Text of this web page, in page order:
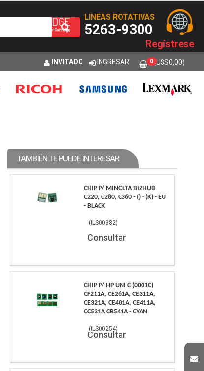
INVITADO INGRESAR 0 (U$S0,00)
LINEAS ROTATIVAS
5263-9300
Regístrese
TAMBIÉN TE PUEDE INTERESAR
CHIP P/ MINOLTA BIZHUB
C220, C280, C360 - () - (K) - EU
- BLACK
( ILS00382)
Consultar
CHIP P/ HP UNI C (0001C)
CF211A, CE261A, CE311A,
CE321A, CE401A, CE411A,
CC531A CB541A - CYAN
( ILS00254)
Consultar